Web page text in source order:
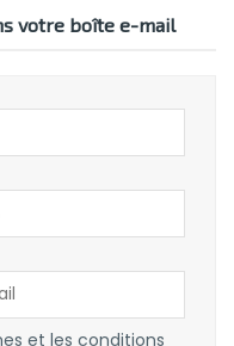
votre boîte e-mail
et les conditions